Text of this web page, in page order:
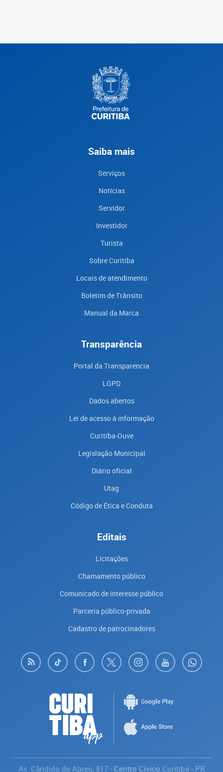
Saiba mais
Serviços
Notícias
Servidor
Investidor
Turista
Sobre Curitiba
Locais de atendimento
Boletim de Trânsito
Manual da Marca
Transparência
Portal da Transparencia
LGPD
Dados abertos
Lei de acesso à informação
Curitiba-Ouve
Legislação Municipal
Diário oficial
Utag
Código de Ética e Conduta
Editais
Licitações
Chamamento público
Comunicado de interesse público
Parceria público-privada
Cadastro de patrocinadores
Av. Cândido de Abreu, 817- Centro Cívico Curitiba- PR